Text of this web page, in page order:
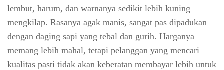
lembut, harum, dan warnanya sedikit lebih kuning
mengkilap. Rasanya agak manis, sangat pas dipadukan
dengan daging sapi yang tebal dan gurih. Harganya
memang lebih mahal, tetapi pelanggan yang mencari
kualitas pasti tidak akan keberatan membayar lebih untuk